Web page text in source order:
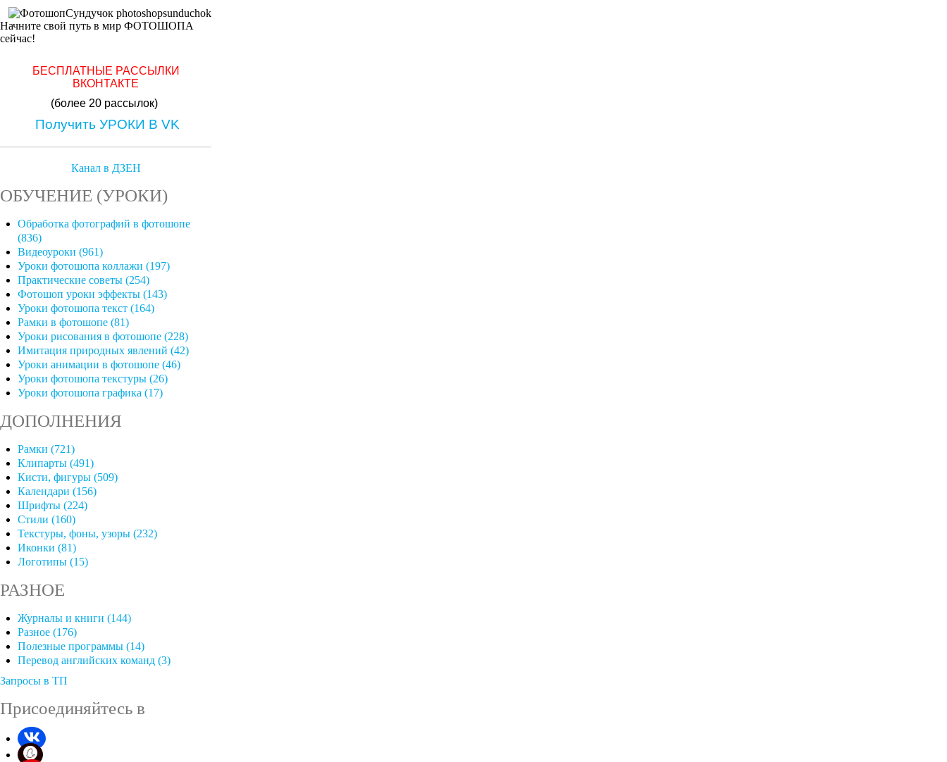
Начните свой путь в мир ФОТОШОПА
сейчас!
БЕСПЛАТНЫЕ РАССЫЛКИ
ВКОНТАКТЕ
(более 20 рассылок)
Получить УРОКИ В VK
Канал в ДЗЕН
ОБУЧЕНИЕ (УРОКИ)
Обработка фотографий в фотошопе
(836)
Видеоуроки (961)
Уроки фотошопа коллажи (197)
Практические советы (254)
Фотошоп уроки эффекты (143)
Уроки фотошопа текст (164)
Рамки в фотошопе (81)
Уроки рисования в фотошопе (228)
Имитация природных явлений (42)
Уроки анимации в фотошопе (46)
Уроки фотошопа текстуры (26)
Уроки фотошопа графика (17)
ДОПОЛНЕНИЯ
Рамки (721)
Клипарты (491)
Кисти, фигуры (509)
Календари (156)
Шрифты (224)
Стили (160)
Текстуры, фоны, узоры (232)
Иконки (81)
Логотипы (15)
РАЗНОЕ
Журналы и книги (144)
Разное (176)
Полезные программы (14)
Перевод английских команд (3)
Запросы в ТП
Присоединяйтесь в